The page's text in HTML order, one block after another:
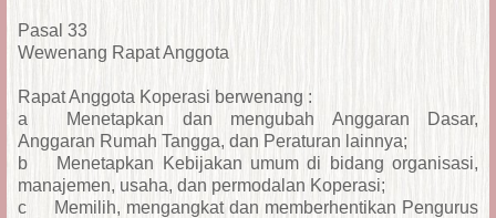
Pasal 33
Wewenang Rapat Anggota
Rapat Anggota Koperasi berwenang :
a
Menetapkan dan mengubah Anggaran Dasar,
Anggaran Rumah Tangga, dan Peraturan lainnya;
b
Menetapkan Kebijakan umum di bidang organisasi,
manajemen, usaha, dan permodalan Koperasi;
c
Memilih, mengangkat dan memberhentikan Pengurus